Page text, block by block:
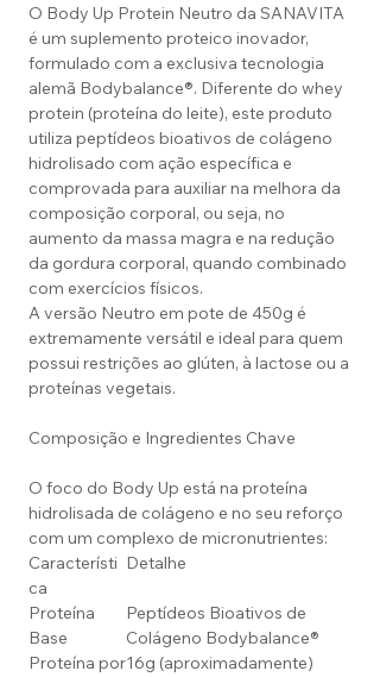
O Body Up Protein Neutro da SANAVITA
é um suplemento proteico inovador,
formulado com a exclusiva tecnologia
alemã Bodybalance®. Diferente do whey
protein (proteína do leite), este produto
utiliza peptídeos bioativos de colágeno
hidrolisado com ação específica e
comprovada para auxiliar na melhora da
composição corporal, ou seja, no
aumento da massa magra e na redução
da gordura corporal, quando combinado
com exercícios físicos.
A versão Neutro em pote de 450g é
extremamente versátil e ideal para quem
possui restrições ao glúten, à lactose ou a
proteínas vegetais.
Composição e Ingredientes Chave
O foco do Body Up está na proteína
hidrolisada de colágeno e no seu reforço
com um complexo de micronutrientes:
Característi
ca
Detalhe
Proteína
Base
Peptídeos Bioativos de
Colágeno Bodybalance®
Proteína por16g (aproximadamente)